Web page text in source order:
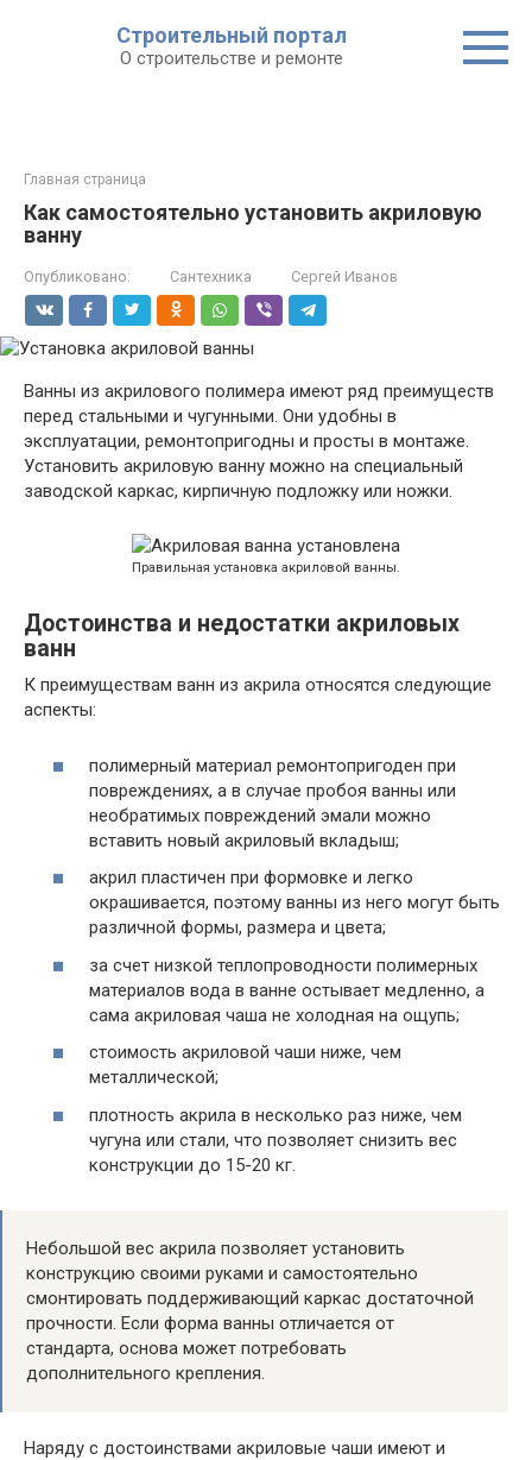
Строительный портал
О строительстве и ремонте
Главная страница
Как самостоятельно установить акриловую
ванну
Опубликовано: Сантехника Сергей Иванов
Ванны из акрилового полимера имеют ряд преимуществ
перед стальными и чугунными. Они удобны в
эксплуатации, ремонтопригодны и просты в монтаже.
Установить акриловую ванну можно на специальный
заводской каркас, кирпичную подложку или ножки.
Правильная установка акриловой ванны.
Достоинства и недостатки акриловых
ванн
К преимуществам ванн из акрила относятся следующие
аспекты:
полимерный материал ремонтопригоден при
повреждениях, а в случае пробоя ванны или
необратимых повреждений эмали можно
вставить новый акриловый вкладыш;
акрил пластичен при формовке и легко
окрашивается, поэтому ванны из него могут быть
различной формы, размера и цвета;
за счет низкой теплопроводности полимерных
материалов вода в ванне остывает медленно, а
сама акриловая чаша не холодная на ощупь;
стоимость акриловой чаши ниже, чем
металлической;
плотность акрила в несколько раз ниже, чем
чугуна или стали, что позволяет снизить вес
конструкции до 15-20 кг.
Небольшой вес акрила позволяет установить
конструкцию своими руками и самостоятельно
смонтировать поддерживающий каркас достаточной
прочности. Если форма ванны отличается от
стандарта, основа может потребовать
дополнительного крепления.
Наряду с достоинствами акриловые чаши имеют и